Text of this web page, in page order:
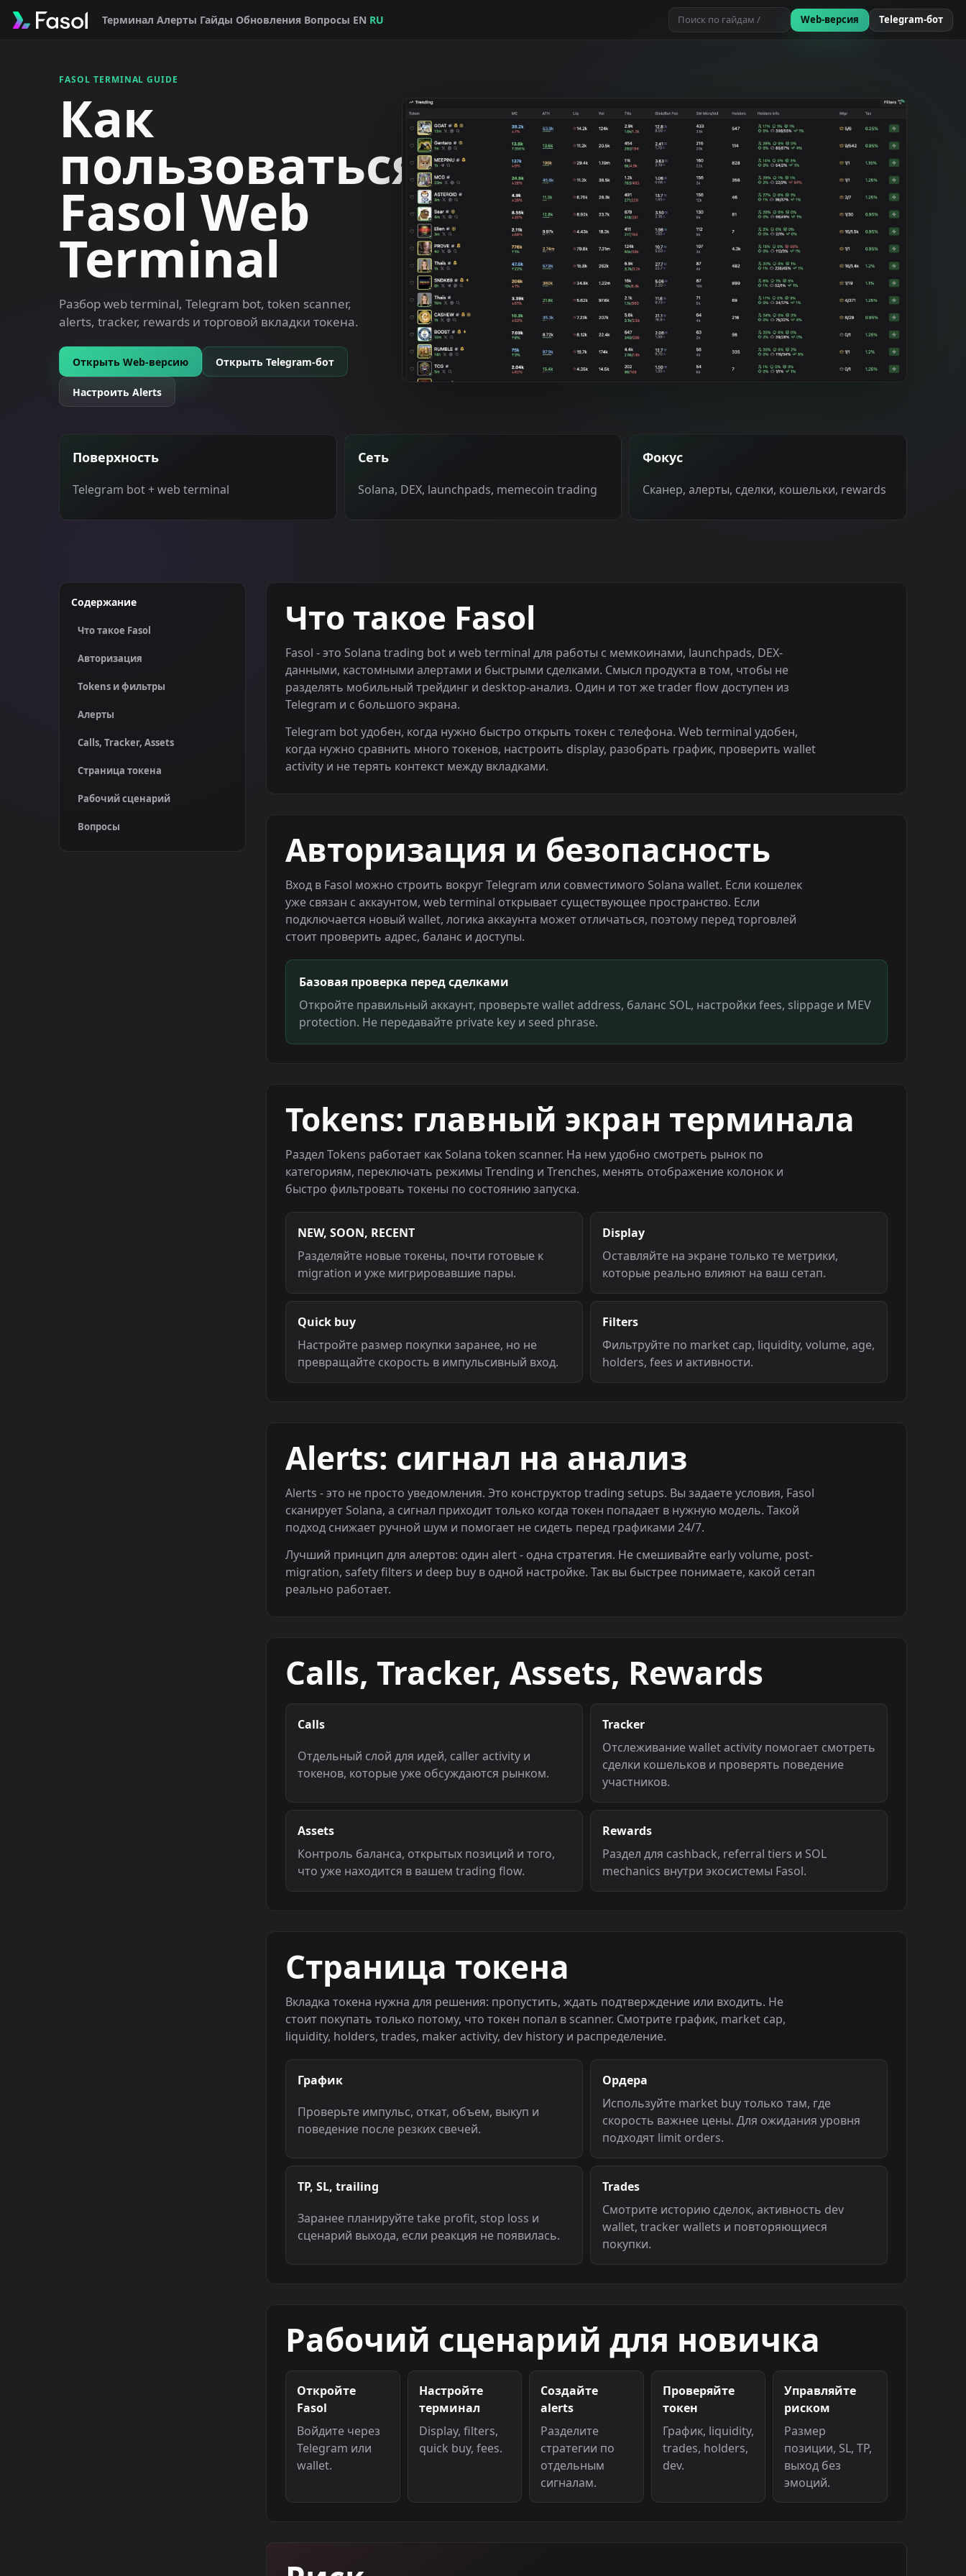
Терминал Алерты Гайды Обновления Вопросы EN RU Поиск по гайдам / Web-версия Telegram-бот
FASOL TERMINAL GUIDE
Как
пользоваться
Fasol Web
Terminal
Разбор web terminal, Telegram bot, token scanner,
alerts, tracker, rewards и торговой вкладки токена.
Открыть Web-версию Открыть Telegram-бот
Настроить Alerts
Поверхность
Telegram bot + web terminal
Сеть
Solana, DEX, launchpads, memecoin trading
Фокус
Сканер, алерты, сделки, кошельки, rewards
Содержание
Что такое Fasol
Авторизация
Tokens и фильтры
Алерты
Calls, Tracker, Assets
Страница токена
Рабочий сценарий
Вопросы
Что такое Fasol
Fasol - это Solana trading bot и web terminal для работы с мемкоинами, launchpads, DEX-
данными, кастомными алертами и быстрыми сделками. Смысл продукта в том, чтобы не
разделять мобильный трейдинг и desktop-анализ. Один и тот же trader flow доступен из
Telegram и с большого экрана.
Telegram bot удобен, когда нужно быстро открыть токен с телефона. Web terminal удобен,
когда нужно сравнить много токенов, настроить display, разобрать график, проверить wallet
activity и не терять контекст между вкладками.
Авторизация и безопасность
Вход в Fasol можно строить вокруг Telegram или совместимого Solana wallet. Если кошелек
уже связан с аккаунтом, web terminal открывает существующее пространство. Если
подключается новый wallet, логика аккаунта может отличаться, поэтому перед торговлей
стоит проверить адрес, баланс и доступы.
Базовая проверка перед сделками
Откройте правильный аккаунт, проверьте wallet address, баланс SOL, настройки fees, slippage и MEV
protection. Не передавайте private key и seed phrase.
Tokens: главный экран терминала
Раздел Tokens работает как Solana token scanner. На нем удобно смотреть рынок по
категориям, переключать режимы Trending и Trenches, менять отображение колонок и
быстро фильтровать токены по состоянию запуска.
NEW, SOON, RECENT
Разделяйте новые токены, почти готовые к
migration и уже мигрировавшие пары.
Display
Оставляйте на экране только те метрики,
которые реально влияют на ваш сетап.
Quick buy
Настройте размер покупки заранее, но не
превращайте скорость в импульсивный вход.
Filters
Фильтруйте по market cap, liquidity, volume, age,
holders, fees и активности.
Alerts: сигнал на анализ
Alerts - это не просто уведомления. Это конструктор trading setups. Вы задаете условия, Fasol
сканирует Solana, а сигнал приходит только когда токен попадает в нужную модель. Такой
подход снижает ручной шум и помогает не сидеть перед графиками 24/7.
Лучший принцип для алертов: один alert - одна стратегия. Не смешивайте early volume, post-
migration, safety filters и deep buy в одной настройке. Так вы быстрее понимаете, какой сетап
реально работает.
Calls, Tracker, Assets, Rewards
Calls
Отдельный слой для идей, caller activity и
токенов, которые уже обсуждаются рынком.
Tracker
Отслеживание wallet activity помогает смотреть
сделки кошельков и проверять поведение
участников.
Assets
Контроль баланса, открытых позиций и того,
что уже находится в вашем trading flow.
Rewards
Раздел для cashback, referral tiers и SOL
mechanics внутри экосистемы Fasol.
Страница токена
Вкладка токена нужна для решения: пропустить, ждать подтверждение или входить. Не
стоит покупать только потому, что токен попал в scanner. Смотрите график, market cap,
liquidity, holders, trades, maker activity, dev history и распределение.
График
Проверьте импульс, откат, объем, выкуп и
поведение после резких свечей.
Ордера
Используйте market buy только там, где
скорость важнее цены. Для ожидания уровня
подходят limit orders.
TP, SL, trailing
Заранее планируйте take profit, stop loss и
сценарий выхода, если реакция не появилась.
Trades
Смотрите историю сделок, активность dev
wallet, tracker wallets и повторяющиеся
покупки.
Рабочий сценарий для новичка
Откройте
Fasol
Войдите через
Telegram или
wallet.
Настройте
терминал
Display, filters,
quick buy, fees.
Создайте
alerts
Разделите
стратегии по
отдельным
сигналам.
Проверяйте
токен
График, liquidity,
trades, holders,
dev.
Управляйте
риском
Размер
позиции, SL, TP,
выход без
эмоций.